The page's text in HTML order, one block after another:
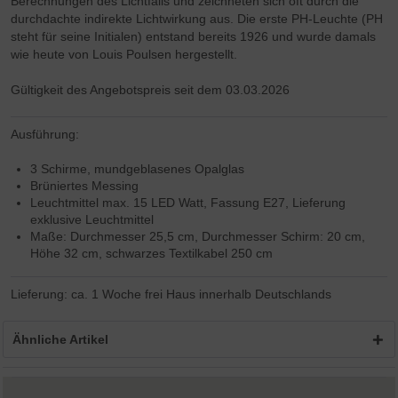
durchdachte indirekte Lichtwirkung aus. Die erste PH-Leuchte (PH
steht für seine Initialen) entstand bereits 1926 und wurde damals
wie heute von Louis Poulsen hergestellt.
Gültigkeit des Angebotspreis seit dem 03.03.2026
Ausführung:
3 Schirme, mundgeblasenes Opalglas
Brüniertes Messing
Leuchtmittel max. 15 LED Watt, Fassung E27, Lieferung
exklusive Leuchtmittel
Maße: Durchmesser 25,5 cm, Durchmesser Schirm: 20 cm,
Höhe 32 cm, schwarzes Textilkabel 250 cm
Lieferung: ca. 1 Woche frei Haus innerhalb Deutschlands
Ähnliche Artikel